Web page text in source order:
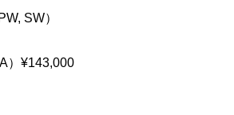
SW）
）¥143,000